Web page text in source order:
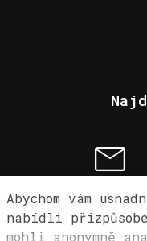
Abychom vám
nabídli
mohli anonymně